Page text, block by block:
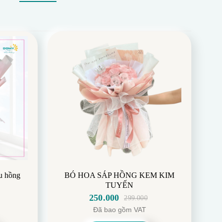
hồng
BÓ HOA SÁP HỒNG KEM KIM
TUYẾN
299.000
Giá
gốc
250.000
Giá
hiện
Đã bao gồm VAT